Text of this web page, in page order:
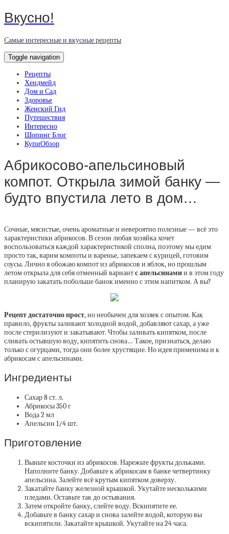
Вкусно!
Самые интересные и вкусные рецепты
Toggle navigation
Рецепты
Хендмейд
Дом и Сад
Здоровье
Женский Гид
Путешествия
Интересно
Шопинг Блог
КупиОбзор
Абрикосово-апельсиновый
компот. Открыла зимой банку —
будто впустила лето в дом…
Сочные, мясистые, очень ароматные и невероятно полезные — всё это
характеристики абрикосов. В сезон любая хозяйка хочет
воспользоваться каждой характеристикой сполна, поэтому мы едим
просто так, варим компоты и варенье, запекаем с курицей, готовим
соусы. Лично я обожаю компот из абрикосов и яблок, но прошлым
летом открыла для себя отменный вариантс апельсинамии в этом году
планирую закатать побольше банок именно с этим напитком. А вы?
Рецепт достаточно прост, но необычен для хозяек с опытом. Как
правило, фрукты заливают холодной водой, добавляют сахар, а уже
после стерилизуют и закатывают. Чтобы заливать кипятком, после
сливать остывшую воду, кипятить снова… Такое, признаться, делаю
только с огурцами, тогда они более хрустящие. Но идея применима и к
абрикосам с апельсинами.
Ингредиенты
Сахар 8 ст. л.
Абрикосы 350 г
Вода 2 мл
Апельсин 1/4 шт.
Приготовление
Выньте косточки из абрикосов. Нарежьте фрукты дольками.
Наполните банку. Добавьте к абрикосам в банке четвертинку
апельсина. Залейте всё крутым кипятком доверху.
Закатайте банку железной крышкой. Укутайте несколькими
пледами. Оставьте так до остывания.
Затем откройте банку, слейте воду. Вскипятите ее.
Добавьте в банку сахар и снова залейте водой, которую вы
вскипятили. Закатайте крышкой. Укутайте на 24 часа.